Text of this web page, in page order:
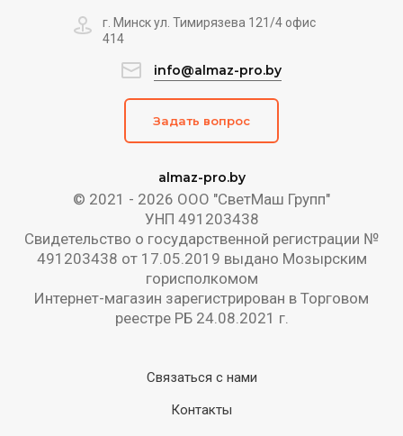
almaz-pro.by
© 2021 - 2026 ООО "СветМаш Групп"
УНП 491203438
Свидетельство о государственной регистрации №
491203438 от 17.05.2019 выдано Мозырским
горисполкомом
Интернет-магазин зарегистрирован в Торговом
реестре РБ 24.08.2021 г.
г. Минск ул. Тимирязева 121/4 офис
414
info@almaz-pro.by
Задать вопрос
Связаться с нами
Контакты